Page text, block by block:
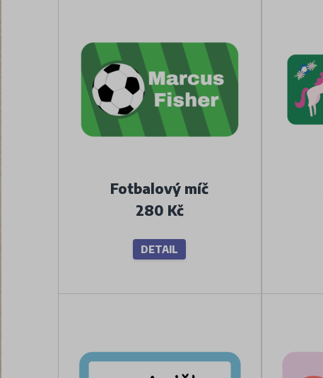
Fotbalový míč
280 Kč
DETAIL